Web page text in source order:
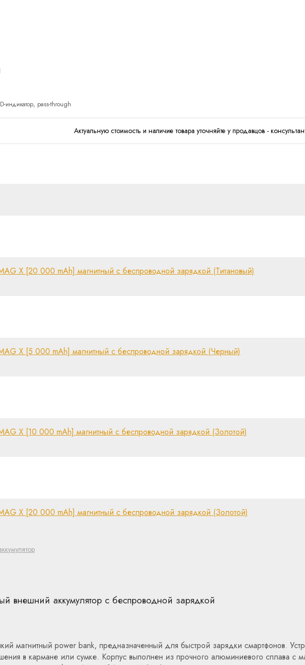
индикатор, pass-through
Актуальную стоимость и наличие товара уточняйте у продавцов -
внешний аккумулятор с беспроводной зарядкой
магнитный power bank, предназначенный для быстрой зарядки смартфонов.
в кармане или сумке. Корпус выполнен из прочного алюминиевого сплава с
X [20 000 mAh] магнитный с беспроводной зарядкой (Титановый)
X [5 000 mAh] магнитный с беспроводной зарядкой (Черный)
X [10 000 mAh] магнитный с беспроводной зарядкой (Золотой)
X [20 000 mAh] магнитный с беспроводной зарядкой (Золотой)